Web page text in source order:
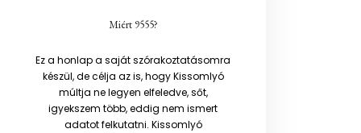
Miért 9555?
Ez a honlap a saját szórakoztatásomra
készül, de célja az is, hogy Kissomlyó
múltja ne legyen elfeledve, sőt,
igyekszem több, eddig nem ismert
adatot felkutatni. Kissomlyó